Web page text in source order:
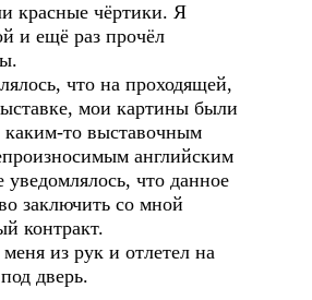
красные чёртики. Я
и ещё раз прочёл
что на проходящей,
мои картины были
то выставочным
английским
уведомлялось, что данное
заключить со мной
контракт.
из рук и отлетел на
дверь.